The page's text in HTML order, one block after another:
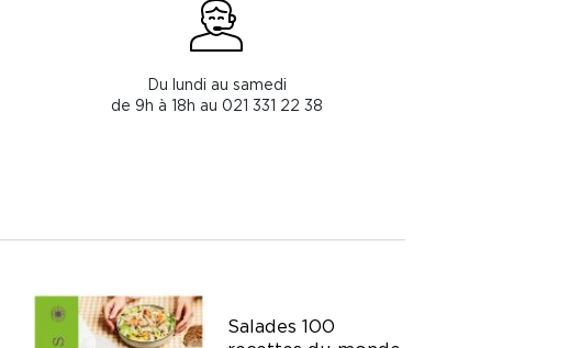
Du lundi au samedi
de 9h à 18h au 021 331 22 38
Salades 100